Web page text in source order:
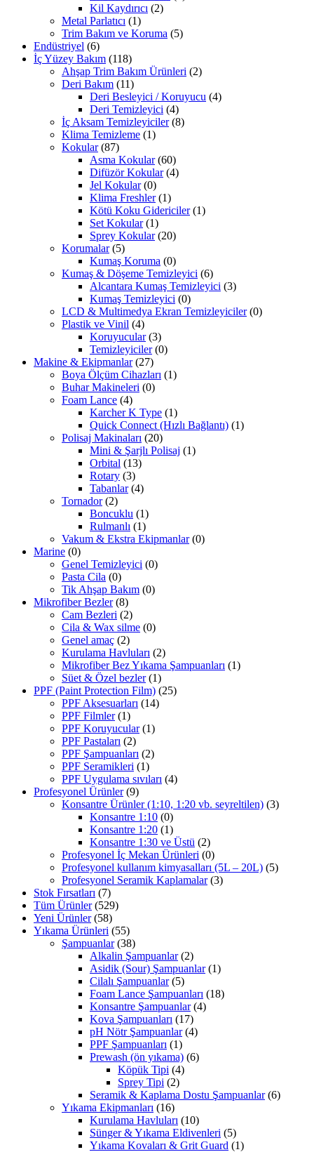
Kil Kaydırıcı (2)
Metal Parlatıcı (1)
Trim Bakım ve Koruma (5)
Endüstriyel (6)
İç Yüzey Bakım (118)
Ahşap Trim Bakım Ürünleri (2)
Deri Bakım (11)
Deri Besleyici / Koruyucu (4)
Deri Temizleyici (4)
İç Aksam Temizleyiciler (8)
Klima Temizleme (1)
Kokular (87)
Asma Kokular (60)
Difüzör Kokular (4)
Jel Kokular (0)
Klima Freshler (1)
Kötü Koku Gidericiler (1)
Set Kokular (1)
Sprey Kokular (20)
Korumalar (5)
Kumaş Koruma (0)
Kumaş & Döşeme Temizleyici (6)
Alcantara Kumaş Temizleyici (3)
Kumaş Temizleyici (0)
LCD & Multimedya Ekran Temizleyiciler (0)
Plastik ve Vinil (4)
Koruyucular (3)
Temizleyiciler (0)
Makine & Ekipmanlar (27)
Boya Ölçüm Cihazları (1)
Buhar Makineleri (0)
Foam Lance (4)
Karcher K Type (1)
Quick Connect (Hızlı Bağlantı) (1)
Polisaj Makinaları (20)
Mini & Şarjlı Polisaj (1)
Orbital (13)
Rotary (3)
Tabanlar (4)
Tornador (2)
Boncuklu (1)
Rulmanlı (1)
Vakum & Ekstra Ekipmanlar (0)
Marine (0)
Genel Temizleyici (0)
Pasta Cila (0)
Tik Ahşap Bakım (0)
Mikrofiber Bezler (8)
Cam Bezleri (2)
Cila & Wax silme (0)
Genel amaç (2)
Kurulama Havluları (2)
Mikrofiber Bez Yıkama Şampuanları (1)
Süet & Özel bezler (1)
PPF (Paint Protection Film) (25)
PPF Aksesuarları (14)
PPF Filmler (1)
PPF Koruyucular (1)
PPF Pastaları (2)
PPF Şampuanları (2)
PPF Seramikleri (1)
PPF Uygulama sıvıları (4)
Profesyonel Ürünler (9)
Konsantre Ürünler (1:10, 1:20 vb. seyreltilen) (3)
Konsantre 1:10 (0)
Konsantre 1:20 (1)
Konsantre 1:30 ve Üstü (2)
Profesyonel İç Mekan Ürünleri (0)
Profesyonel kullanım kimyasalları (5L – 20L) (5)
Profesyonel Seramik Kaplamalar (3)
Stok Fırsatları (7)
Tüm Ürünler (529)
Yeni Ürünler (58)
Yıkama Ürünleri (55)
Şampuanlar (38)
Alkalin Şampuanlar (2)
Asidik (Sour) Şampuanlar (1)
Cilalı Şampuanlar (5)
Foam Lance Şampuanları (18)
Konsantre Şampuanlar (4)
Kova Şampuanları (17)
pH Nötr Şampuanlar (4)
PPF Şampuanları (1)
Prewash (ön yıkama) (6)
Köpük Tipi (4)
Sprey Tipi (2)
Seramik & Kaplama Dostu Şampuanlar (6)
Yıkama Ekipmanları (16)
Kurulama Havluları (10)
Sünger & Yıkama Eldivenleri (5)
Yıkama Kovaları & Grit Guard (1)